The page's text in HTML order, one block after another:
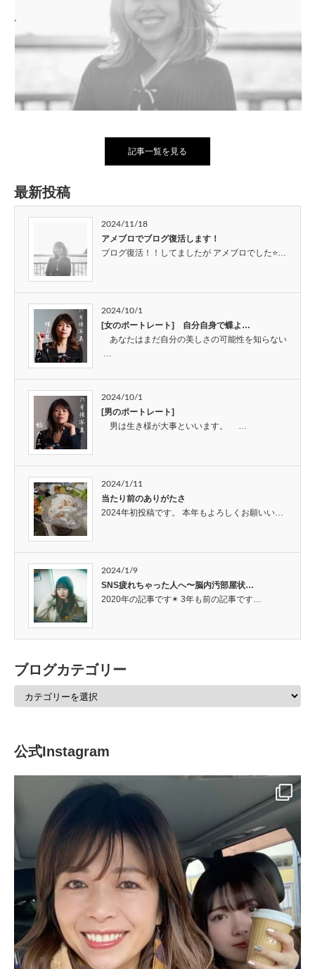
記事一覧を見る
最新投稿
2024/11/18
アメブロでブログ復活します！
ブログ復活！！してましたが アメブロでした⭐…
2024/10/1
[女のポートレート] 自分自身で蝶よ…
あなたはまだ自分の美しさの可能性を知らない
…
2024/10/1
[男のポートレート]
男は生き様が大事といいます。 …
2024/1/11
当たり前のありがたさ
2024年初投稿です。 本年もよろしくお願いい…
2024/1/9
SNS疲れちゃった人へ〜脳内汚部屋状…
2020年の記事です✴︎ 3年も前の記事です…
ブログカテゴリー
公式Instagram